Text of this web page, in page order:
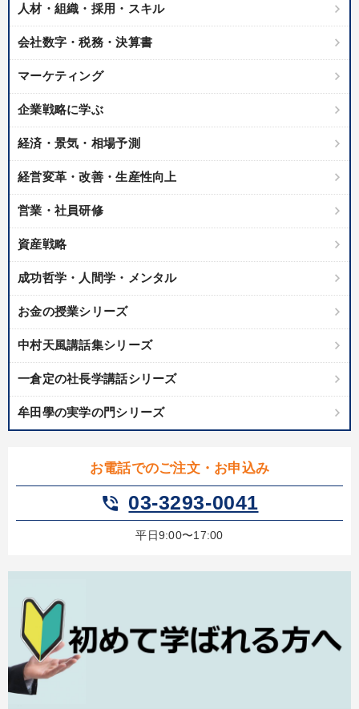
全国経営者セミナー収録〈売れ筋・人気〉音声＆動画20選
仕事のスキルと人間力を高める知恵を身につける
147回春季大会
予測と株式投資」最新刊
売上直結の営業力や販売力を獲得する
製造業 卸売・小売・飲食業
IT・サービス・金融業
キーワード
人事戦略 IT・デジタル活用 多角化・新規事業
上場企業 採用 教育
※「更新」を押すと「テーマ」「キーワード」を更新いただけます。
ondemand_video 経営音声・動画を探す refresh 更新する
カテゴリー
「儲けの本質」を突く
「利上げ時代の最新・銀行対策」＋「不動産市況予測」＋「市場
予測と株式投資」最新刊
人材・組織・採用・スキル
会社数字・税務・決算書
マーケティング
企業戦略に学ぶ
経済・景気・相場予測
経営変革・改善・生産性向上
営業・社員研修
資産戦略
成功哲学・人間学・メンタル
お金の授業シリーズ
中村天風講話集シリーズ
一倉定の社長学講話シリーズ
牟田學の実学の門シリーズ
お電話でのご注文・お申込み
phone_in_talk 03-3293-0041
平日9:00〜17:00